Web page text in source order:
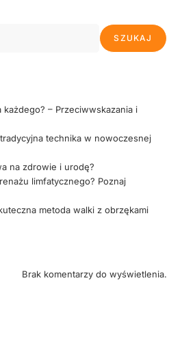
SZUKAJ
każdego? – Przeciwwskazania i
technika w nowoczesnej
na zdrowie i urodę?
limfatycznego? Poznaj
metoda walki z obrzękami
Brak komentarzy do wyświetlenia.